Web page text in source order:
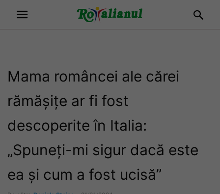
Mama româncei ale cărei
rămășițe ar fi fost
descoperite în Italia:
„Spuneți-mi sigur dacă este
ea și cum a fost ucisă”